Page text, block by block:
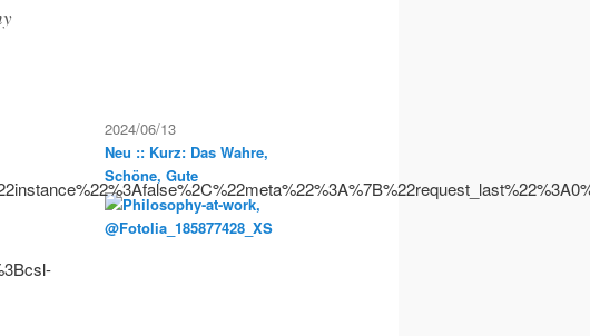
2024/06/13
Neu :: Kurz: Das Wahre,
Schöne, Gute